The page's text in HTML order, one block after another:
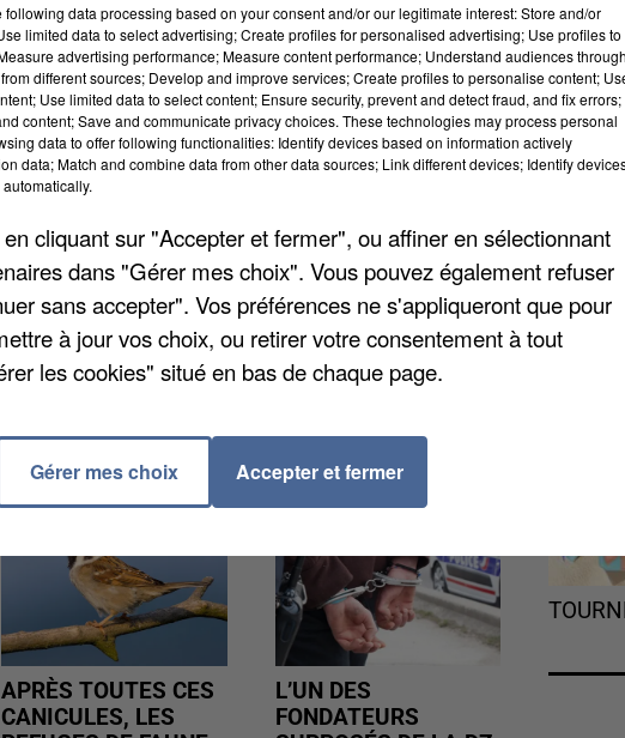
l'un de leurs proches, samedi matin au
. Le cortège, composé de gens du voyage, est
autorisées est restreint à 20. Cette
sociaux, suite à la diffusion d'une vidéo sur
Compiègne et la police nationale, informées
APRÈS TOUTES CES
CANICULES, LES
L’UN DES
FONDATEURS
following data processing based on your consent and/or our legitimate interest: Store and/or
limited data to select advertising; Create profiles for personalised advertising; Use profiles to
advertising performance; Measure content performance; Understand audiences through
different sources; Develop and improve services; Create profiles to personalise content;
Use limited data to select content; Ensure security, prevent and detect fraud, and fix errors;
content; Save and communicate privacy choices. These technologies may process personal
data to offer following functionalities: Identify devices based on information actively
data; Match and combine data from other data sources; Link different devices; Identify
cliquant sur "Accepter et fermer", ou affiner en sélectionnant
dans "Gérer mes choix". Vous pouvez également refuser
sans accepter". Vos préférences ne s'appliqueront que pour
à jour vos choix, ou retirer votre consentement à tout
les cookies" situé en bas de chaque page.
Gérer mes choix Accepter et fermer